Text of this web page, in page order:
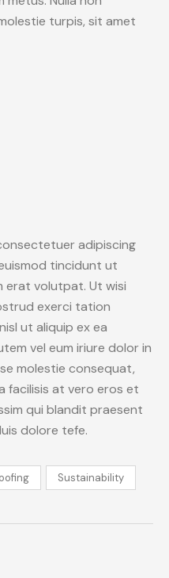
turpis, sit amet
adipiscing
tincidunt ut
erat volutpat. Ut wisi
exerci tation
ut aliquip ex ea
vel eum iriure dolor in
molestie consequat,
facilisis at vero eros et
qui blandit praesent
dolore tefe.
Sustainability